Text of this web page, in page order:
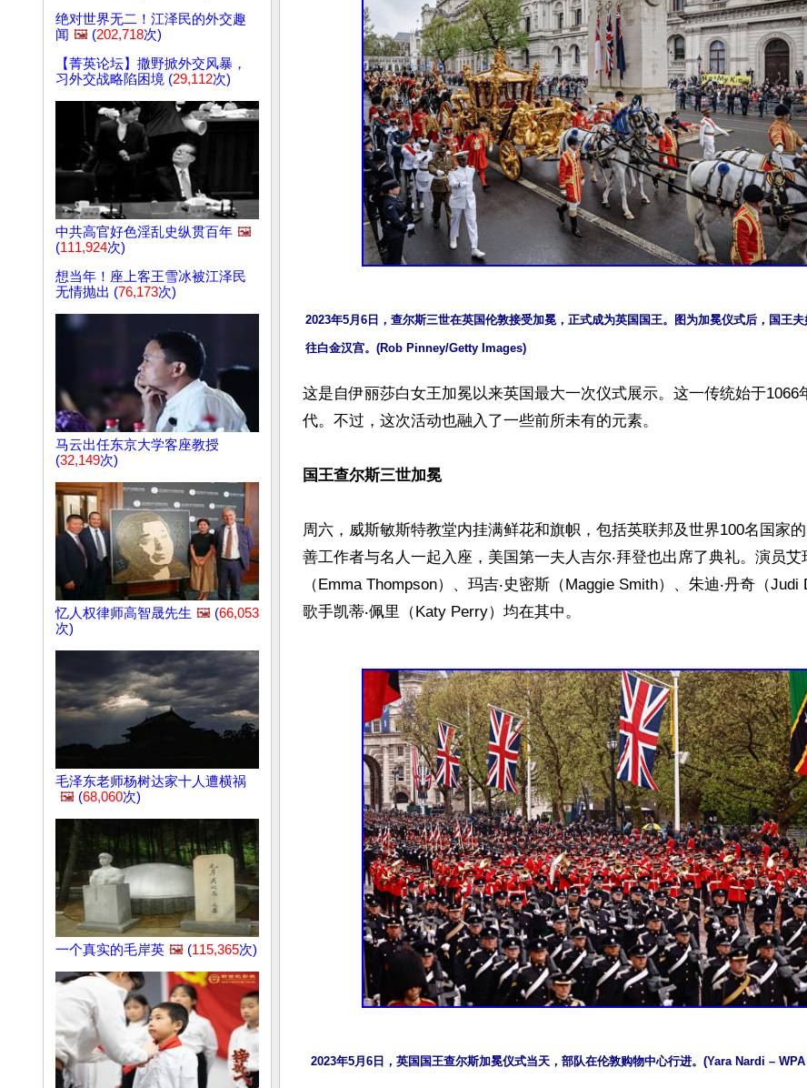
绝对世界无二！江泽民的外交趣
闻 🖼️ (202,718次)
【菁英论坛】撒野掀外交风暴，
习外交战略陷困境 (29,112次)
中共高官好色淫乱史纵贯百年 🖼️
(111,924次)
想当年！座上客王雪冰被江泽民
无情抛出 (76,173次)
马云出任东京大学客座教授
(32,149次)
忆人权律师高智晟先生 🖼️ (66,053
次)
毛泽东老师杨树达家十人遭横祸
🖼️ (68,060次)
一个真实的毛岸英 🖼️ (115,365次)
2023年5月6日，查尔斯三世在英国伦敦接受加冕，正式成为英国国王。图为加冕仪式后，国王
往白金汉宫。(Rob Pinney/Getty Images)
这是自伊丽莎白女王加冕以来英国最大一次仪式展示。这一传统始于1066
代。不过，这次活动也融入了一些前所未有的元素。
国王查尔斯三世加冕
周六，威斯敏斯特教堂内挂满鲜花和旗帜，包括英联邦及世界100名国家
善工作者与名人一起入座，美国第一夫人吉尔‧拜登也出席了典礼。演员艾
（Emma Thompson）、玛吉‧史密斯（Maggie Smith）、朱迪‧丹奇（Judi
2023年5月6日，英国国王查尔斯加冕仪式当天，部队在伦敦购物中心行进。(Yara Nardi –